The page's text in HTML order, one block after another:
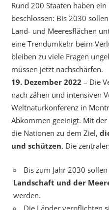
Rund 200 Staaten haben
beschlossen: Bis 2030
Land- und Meeresflächen
eine Trendumkehr beim
bleiben zu viele Fragen
müssen jetzt nachschärfen.
19. Dezember 2022 – Die
nach zähen und intensiven
Weltnaturkonferenz in
Abkommen geeinigt. Mit
die Nationen zu dem Ziel,
und schützen. Die
Bis zum Jahr 2030
Landschaft und der
werden.
Die Länder verpflichten